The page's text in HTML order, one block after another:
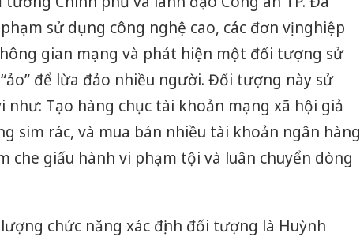
sử dụng công nghệ cao, các đơn vị nghiệp
gian mạng và phát hiện một đối tượng sử
để lừa đảo nhiều người. Đối tượng này sử
như: Tạo hàng chục tài khoản mạng xã hội giả
sim rác, và mua bán nhiều tài khoản ngân hàng
che giấu hành vi phạm tội và luân chuyển dòng
chức năng xác định đối tượng là Huỳnh